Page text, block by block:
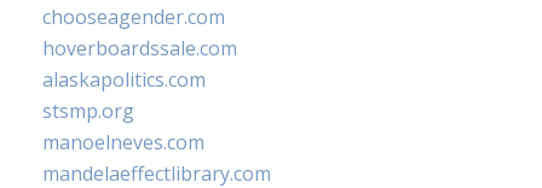
chooseagender.com
hoverboardssale.com
alaskapolitics.com
stsmp.org
manoelneves.com
mandelaeffectlibrary.com